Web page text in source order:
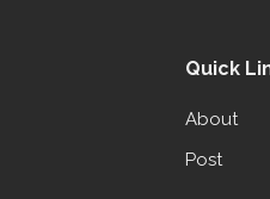
Quick
About
Post